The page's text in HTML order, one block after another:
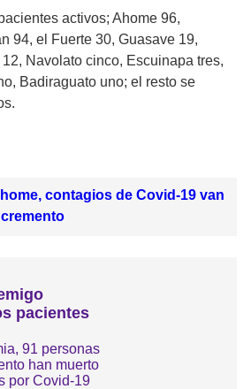
activos; Ahome 96,
94, el Fuerte 30, Guasave 19,
Navolato cinco, Escuinapa tres,
Badiraguato uno; el resto se
contagios de Covid-19 van
pacientes
91 personas
han muerto
por Covid-19